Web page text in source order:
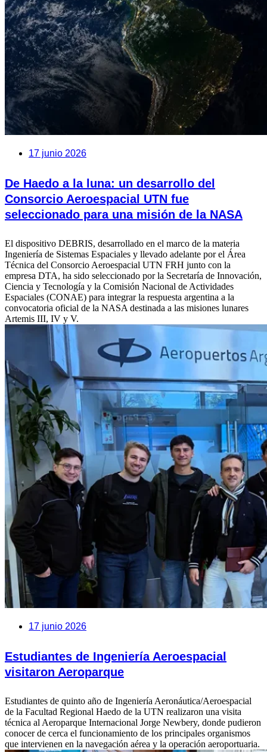
17 junio 2026
De Haedo a la luna: un desarrollo del
Consorcio Aeroespacial UTN fue
seleccionado para una misión de la NASA
El dispositivo DEBRIS, desarrollado en el marco de la materia
Ingeniería de Sistemas Espaciales y llevado adelante por el Área
Técnica del Consorcio Aeroespacial UTN FRH junto con la
empresa DTA, ha sido seleccionado por la Secretaría de Innovación,
Ciencia y Tecnología y la Comisión Nacional de Actividades
Espaciales (CONAE) para integrar la respuesta argentina a la
convocatoria oficial de la NASA destinada a las misiones lunares
Artemis III, IV y V.
17 junio 2026
Estudiantes de Ingeniería Aeroespacial
visitaron Aeroparque
Estudiantes de quinto año de Ingeniería Aeronáutica/Aeroespacial
de la Facultad Regional Haedo de la UTN realizaron una visita
técnica al Aeroparque Internacional Jorge Newbery, donde pudieron
conocer de cerca el funcionamiento de los principales organismos
que intervienen en la navegación aérea y la operación aeroportuaria.